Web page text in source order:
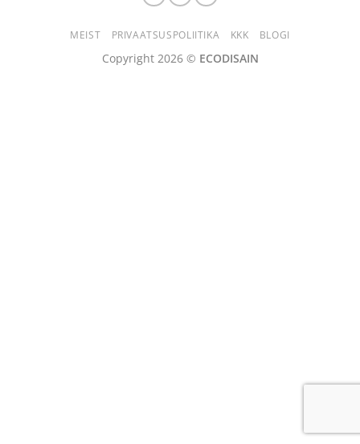
MEIST PRIVAATSUSPOLIITIKA KKK BLOGI
Copyright 2026 © ECODISAIN